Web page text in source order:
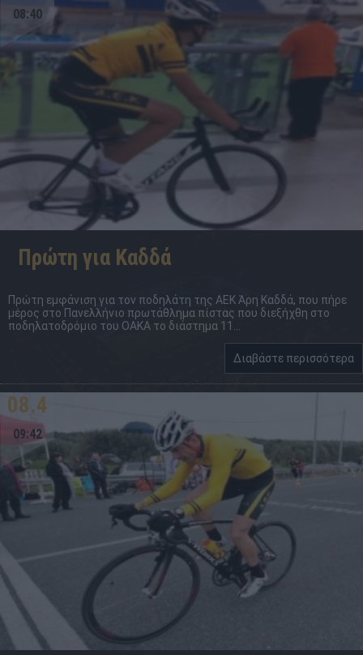
08:40
Πρώτη για Καδδά
Πρώτη εμφάνιση για τον ποδηλάτη της ΑΕΚ Άρη Καδδά, που πήρε
μέρος στο Πανελλήνιο πρωτάθλημα πίστας που διεξήχθη στο
ποδηλατοδρόμιο του ΟΑΚΑ το διάστημα 11...
Διαβάστε περισσότερα
08.4
09:42